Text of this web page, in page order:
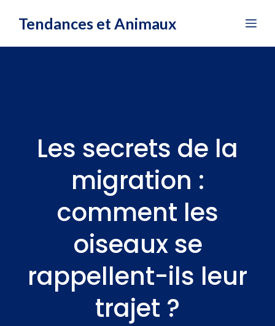
Tendances et Animaux
Les secrets de la
migration :
comment les
oiseaux se
rappellent-ils leur
trajet ?